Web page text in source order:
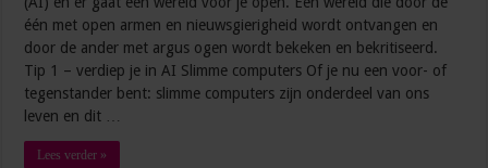
één met open armen en nieuwsgierigheid wordt ontvangen en
door de ander met argus ogen wordt bekeken en bekritiseerd.
Tip 1 – verdiep je in AI Slimme computers Of je nu een voor- of
tegenstander bent: slimme computers zijn onderdeel van ons
leven en dit …
Lees verder »